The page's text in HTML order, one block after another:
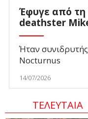
Έφυγε από
deathster
Ήταν
Nocturnus
14/07/2026
ΤΕΛΕΥΤΑΙΑ